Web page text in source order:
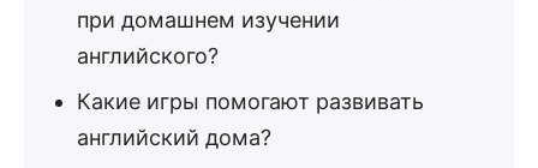
при домашнем изучении
английского?
Какие игры помогают развивать
английский дома?